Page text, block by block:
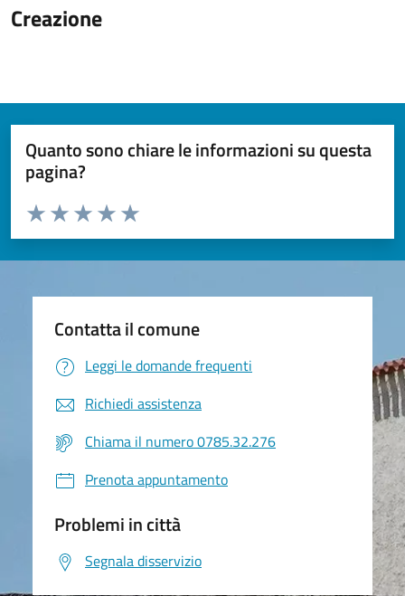
Creazione
Quanto sono chiare le informazioni su questa
pagina?
Valuta da 1 a 5 stelle la pagina
Valuta 5 stelle su 5
Valuta 4 stelle su 5
Valuta 3 stelle su 5
Valuta 2 stelle su 5
Valuta 1 stelle su 5
Contatta il comune
Leggi le domande frequenti
Richiedi assistenza
Chiama il numero 0785.32.276
Prenota appuntamento
Problemi in città
Segnala disservizio